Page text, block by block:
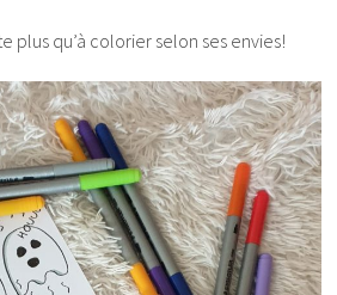
plus qu’à colorier selon ses envies!